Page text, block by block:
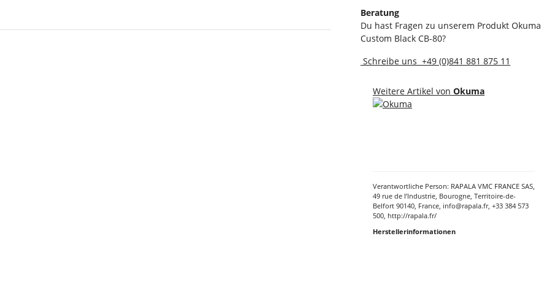
Beratung
Du hast Fragen zu unserem Produkt Okuma
Custom Black CB-80?
Schreibe uns +49 (0)841 881 875 11
Weitere Artikel von Okuma
Verantwortliche Person: RAPALA VMC FRANCE SAS,
49 rue de l’Industrie, Bourogne, Territoire-de-
Belfort 90140, France, info@rapala.fr, +33 384 573
500, http://rapala.fr/
Herstellerinformationen